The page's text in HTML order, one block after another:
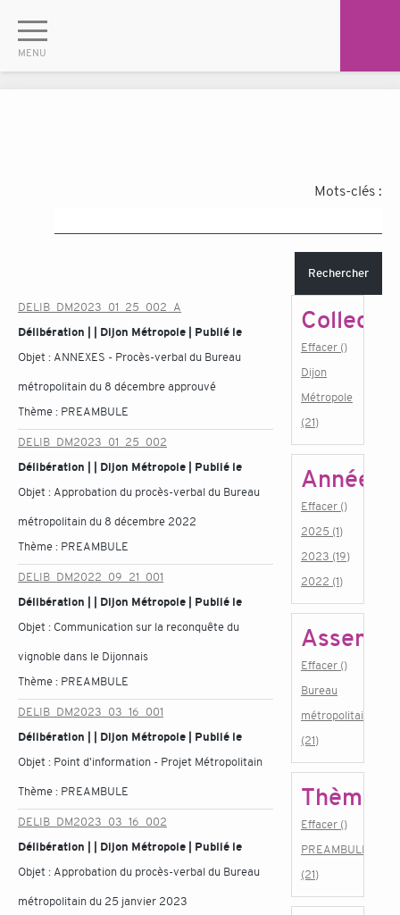
Mots-clés :
Rechercher
DELIB_DM2023_01_25_002_A
Délibération | | Dijon Métropole | Publié le
Objet : ANNEXES - Procès-verbal du Bureau
métropolitain du 8 décembre approuvé
Thème : PREAMBULE
DELIB_DM2023_01_25_002
Délibération | | Dijon Métropole | Publié le
Objet : Approbation du procès-verbal du Bureau
métropolitain du 8 décembre 2022
Thème : PREAMBULE
DELIB_DM2022_09_21_001
Délibération | | Dijon Métropole | Publié le
Objet : Communication sur la reconquête du
vignoble dans le Dijonnais
Thème : PREAMBULE
DELIB_DM2023_03_16_001
Délibération | | Dijon Métropole | Publié le
Objet : Point d'information - Projet Métropolitain
Thème : PREAMBULE
DELIB_DM2023_03_16_002
Délibération | | Dijon Métropole | Publié le
Objet : Approbation du procès-verbal du Bureau
métropolitain du 25 janvier 2023
Effacer ()
Dijon
Métropole
(21)
Année
Effacer ()
2025 (1)
2023 (19)
2022 (1)
Effacer ()
Bureau
métropolitain
(21)
Thème
Effacer ()
PREAMBULE
(21)